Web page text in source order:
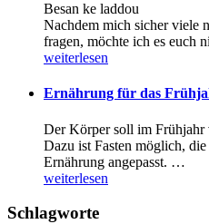
Besan ke laddou
Nachdem mich sicher viele
fragen, möchte ich es euch
weiterlesen
Ernährung für das
Der Körper soll im Frühjahr
Dazu ist Fasten möglich,
Ernährung angepasst. …
weiterlesen
Schlagworte